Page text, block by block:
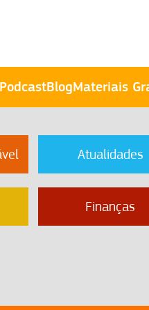
PodcastBlogMateriais
Atualidades
Finanças